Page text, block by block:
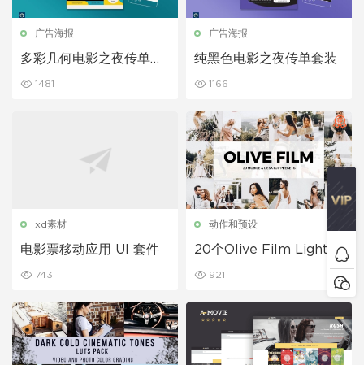
广告海报
多彩几何电影之夜传单套
1481
广告海报
纯黑色电影之夜传单套装
1166
xd素材
电影票移动应用 UI 套件
743
动作和预设
20个Olive Film Lightro
921